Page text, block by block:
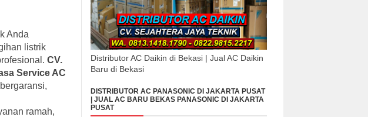
Anda
listrik
CV.
Service AC
ramah,
Distributor AC Daikin di Bekasi | Jual AC Daikin
Baru di Bekasi
DISTRIBUTOR AC PANASONIC DI JAKARTA PUSAT
| JUAL AC BARU BEKAS PANASONIC DI JAKARTA
PUSAT